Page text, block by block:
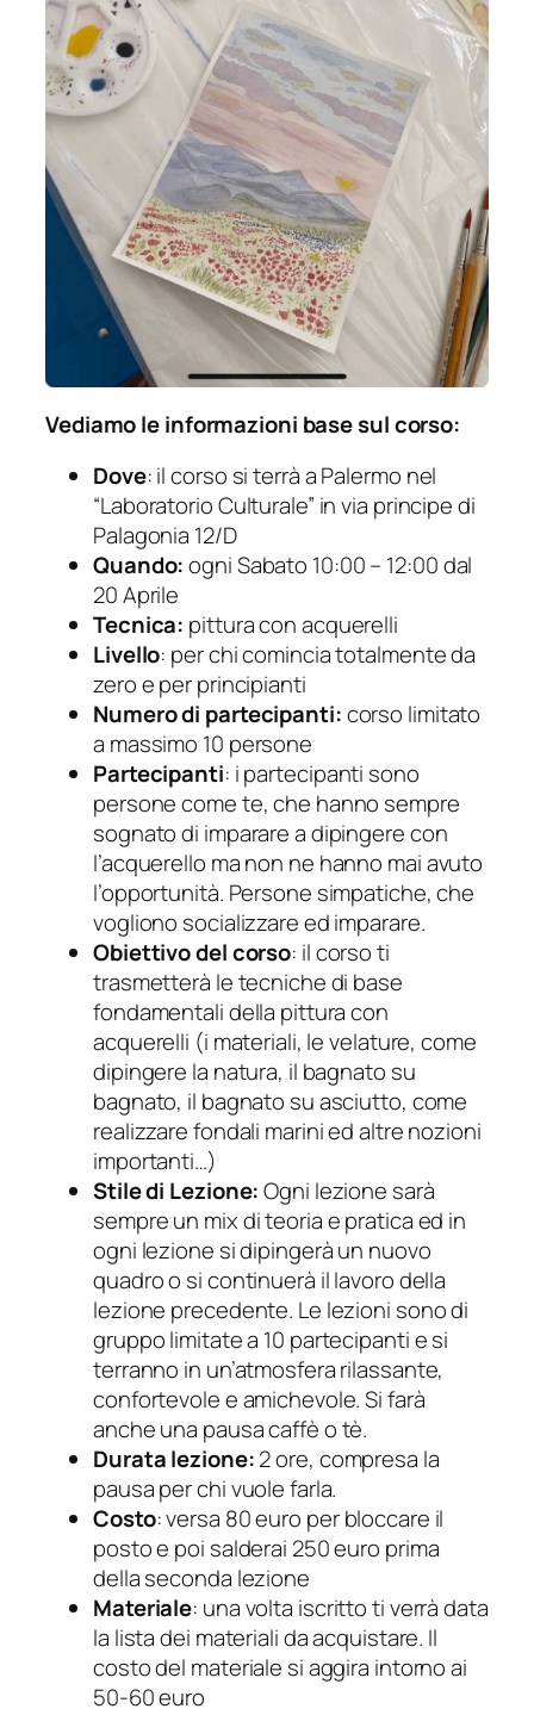
Vediamo le informazioni base sul corso:
Dove: il corso si terrà a Palermo nel
“Laboratorio Culturale” in via principe di
Palagonia 12/D
Quando:ogni Sabato 10:00 – 12:00 dal
20 Aprile
Tecnica: pittura con acquerelli
Livello: per chi comincia totalmente da
zero e per principianti
Numero di partecipanti:corso limitato
a massimo 10 persone
Partecipanti: i partecipanti sono
persone come te, che hanno sempre
sognato di imparare a dipingere con
l’acquerello ma non ne hanno mai avuto
l’opportunità. Persone simpatiche, che
vogliono socializzare ed imparare.
Obiettivo del corso: il corso ti
trasmetterà le tecniche di base
fondamentali della pittura con
acquerelli (i materiali, le velature, come
dipingere la natura, il bagnato su
bagnato, il bagnato su asciutto, come
realizzare fondali marini ed altre nozioni
importanti…)
Stile di Lezione:Ogni lezione sarà
sempre un mix di teoria e pratica ed in
ogni lezione si dipingerà un nuovo
quadro o si continuerà il lavoro della
lezione precedente. Le lezioni sono di
gruppo limitate a 10 partecipanti e si
terranno in un’atmosfera rilassante,
confortevole e amichevole. Si farà
anche una pausa caffè o tè.
Durata lezione:2 ore, compresa la
pausa per chi vuole farla.
Costo: versa 80 euro per bloccare il
posto e poi salderai 250 euro prima
della seconda lezione
Materiale: una volta iscritto ti verrà data
la lista dei materiali da acquistare. Il
costo del materiale si aggira intorno ai
50-60 euro